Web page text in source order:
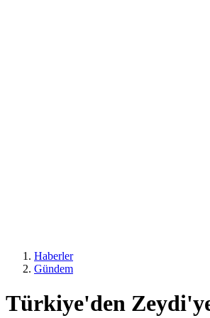
Haberler
Gündem
Türkiye'den